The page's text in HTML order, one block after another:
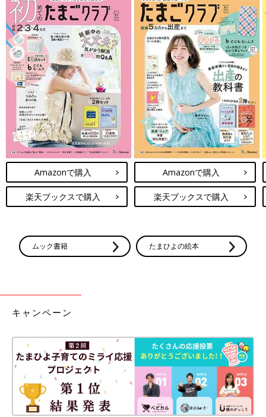
Amazonで購入
楽天ブックスで購入
Amazonで購入
楽天ブックスで購入
ムック書籍 たまひよの絵本
キャンペーン